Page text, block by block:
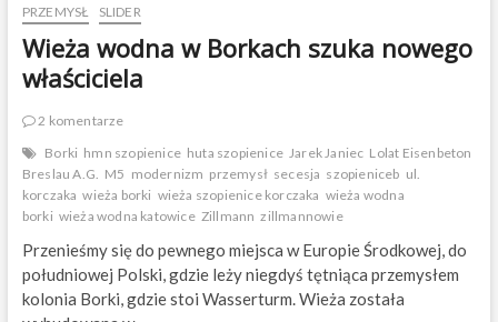
t
e
r
w
e
i
u
p
r
w
PRZEMYSŁ SLIDER
Wieża wodna w Borkach szuka nowego
właściciela
2 komentarze
Borki hmn szopienice huta szopienice Jarek Janiec Lolat Eisenbeton
Breslau A.G. M5 modernizm przemysł secesja szopieniceb ul.
korczaka wieża borki wieża szopienice korczaka wieża wodna
borki wieża wodna katowice Zillmann zillmannowie
Przenieśmy się do pewnego miejsca w Europie Środkowej, do
południowej Polski, gdzie leży niegdyś tętniąca przemysłem
kolonia Borki, gdzie stoi Wasserturm. Wieża została